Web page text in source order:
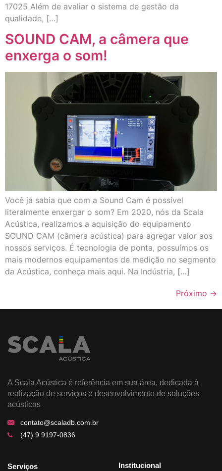
17025 Além de avaliar o sistema de gestão da
qualidade, […]
SOUND CAM, a câmera que
enxerga o som!
Você já sabia que com a Sound Cam é possível
literalmente enxergar o som? Em 2020, nós da Scala
Acústica, realizamos a aquisição do equipamento
SOUND CAM (câmera acústica) para agregar valor aos
nossos serviços. É tecnologia de ponta, possuímos os
mais modernos equipamentos de medição no segmento
da Acústica, conheça mais aqui. Na Indústria, […]
Próximo →
A Scala Acústica é referência em sua área, dedicada à
realização de serviços e desenvolvimento de soluções
acústicas
contato@scaladb.com.br
(47) 9 9197-0836
Serviços Institucional